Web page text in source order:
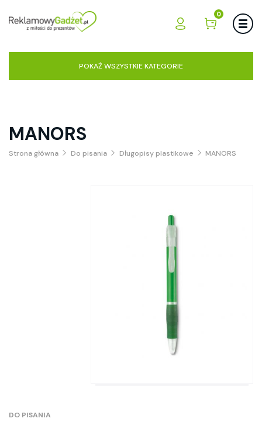
0
POKAŻ WSZYSTKIE KATEGORIE
MANORS
Strona główna Do pisania Długopisy plastikowe MANORS
DO PISANIA